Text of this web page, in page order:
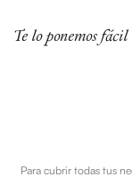
Te lo ponemos fácil
Para cubrir todas tus